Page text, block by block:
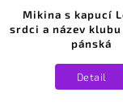
Mikina s kapucí
srdci a název
pánská
Detail